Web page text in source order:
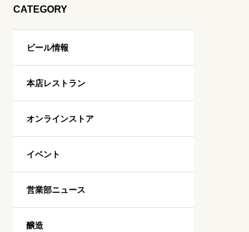
CATEGORY
ビール情報
本店レストラン
オンラインストア
イベント
営業部ニュース
醸造